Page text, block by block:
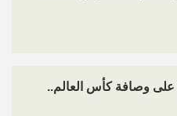
على وصافة كأس العالم..